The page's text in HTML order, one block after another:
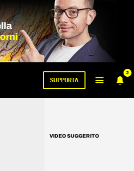
2
SUPPORTA
VIDEO SUGGERITO